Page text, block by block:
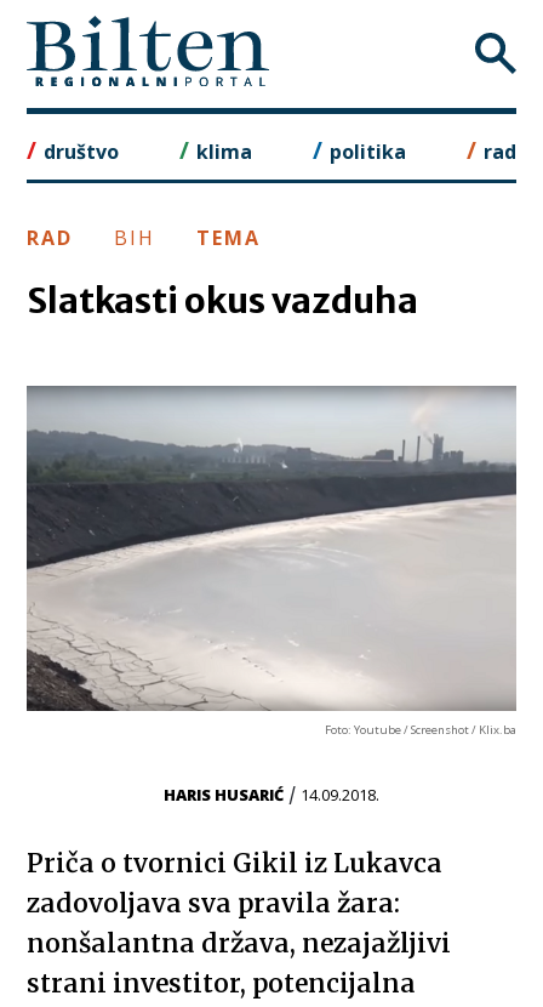
to
content
društvo klima politika rad
RAD BIH TEMA
Slatkasti okus vazduha
Foto: Youtube / Screenshot / Klix.ba
HARIS HUSARIĆ / 14.09.2018.
Priča o tvornici Gikil iz Lukavca
zadovoljava sva pravila žara:
nonšalantna država, nezajažljivi
strani investitor, potencijalna